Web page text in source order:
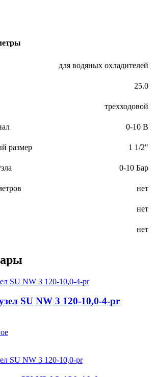
для водяных охладителей
25.0
трехходовой
0-10 В
размер 1 1/2″
0-10 Бар
нет
нет
нет
SU NW 3 120-10,0-4-pr